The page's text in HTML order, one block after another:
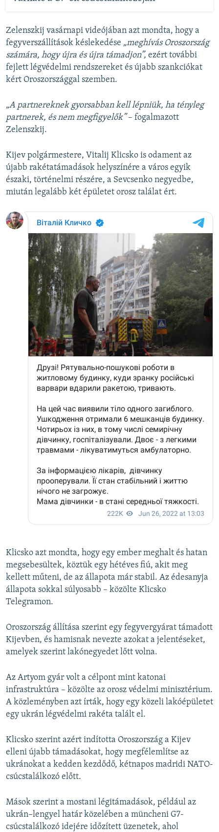
Zelenszkij vasárnapi videójában azt mondta, hogy a
fegyverszállítások késlekedése „meghívás Oroszország
számára, hogy újra és újra támadjon”, ezért további
fejlett légvédelmi rendszereket és újabb szankciókat
kért Oroszországgal szemben.
„A partnereknek gyorsabban kell lépniük, ha tényleg
partnerek, és nem megfigyelők”– fogalmazott
Zelenszkij.
Kijev polgármestere, Vitalij Klicsko is odament az
újabb rakétatámadások helyszínére a város egyik
északi, történelmi részére, a Sevcsenko negyedbe,
miután legalább két épületet orosz találat ért.
Klicsko azt mondta, hogy egy ember meghalt és hatan
megsebesültek, köztük egy hétéves fiú, akit meg
kellett műteni, de az állapota már stabil. Az édesanyja
állapota sokkal súlyosabb – közölte Klicsko
Telegramon.
Oroszország állítása szerint egy fegyvergyárat támadott
Kijevben, és hamisnak nevezte azokat a jelentéseket,
amelyek szerint lakónegyedet lőtt volna.
Az Artyom gyár volt a célpont mint katonai
infrastruktúra – közölte az orosz védelmi minisztérium.
A közleményben azt írták, hogy egy közeli lakóépületet
egy ukrán légvédelmi rakéta talált el.
Klicsko szerint azért indította Oroszország a Kijev
elleni újabb támadásokat, hogy megfélemlítse az
ukránokat a kedden kezdődő, kétnapos madridi NATO-
csúcstalálkozó előtt.
Mások szerint a mostani légitámadások, például az
ukrán–lengyel határ közelében a müncheni G7-
csúcstalálkozó idejére időzített üzenetek, ahol